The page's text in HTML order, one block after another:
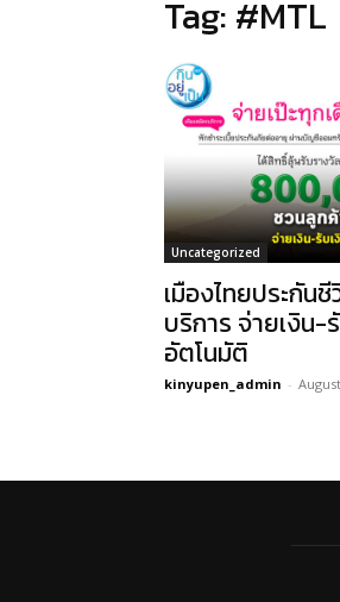
Tag: #MTL
Uncategorized
เมืองไทยประกัน
บริการ จ่ายเงิน
อัตโนมัติ
kinyupen_admin -